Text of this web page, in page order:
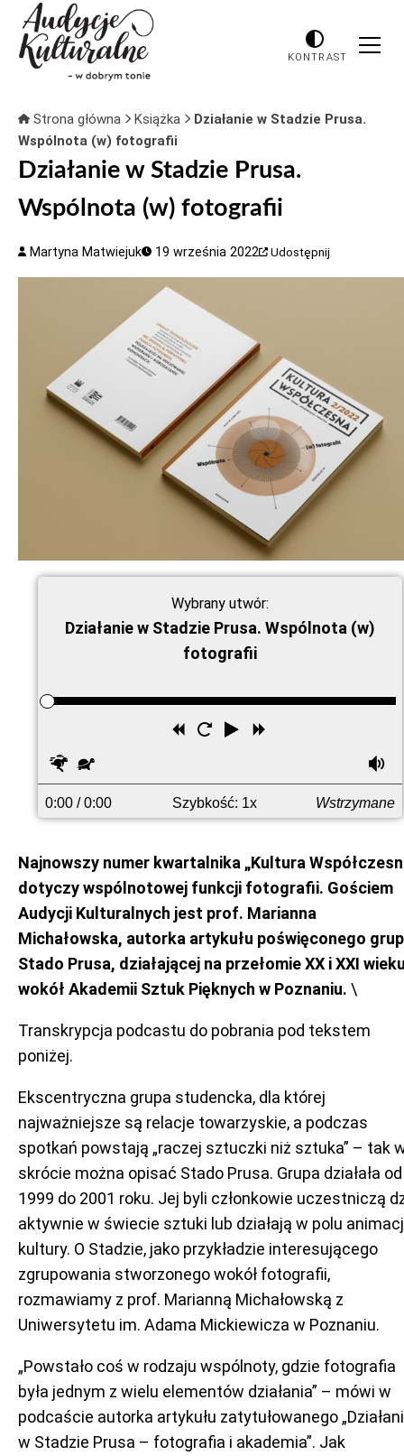
KONTRAST
Strona główna Książka
Działanie w Stadzie Prusa.
Wspólnota (w) fotografii
Działanie w Stadzie Prusa.
Wspólnota (w) fotografii
Martyna Matwiejuk 19 września 2022 Udostępnij
Wybrany utwór:
Działanie w Stadzie Prusa. Wspólnota (w)
fotografii
Odtwórz
Uruchom
Przewiń
przodu
Szybciej
0:00 / 0:00 Szybkość: 1x Wstrzymane
Najnowszy numer kwartalnika „Kultura
dotyczy wspólnotowej funkcji fotografii. Gościem
Audycji Kulturalnych jest prof. Marianna
Michałowska, autorka artykułu poświęconego
Stado Prusa, działającej na przełomie XX i XXI
wokół Akademii Sztuk Pięknych w Poznaniu. \
Transkrypcja podcastu do pobrania pod tekstem
poniżej.
Ekscentryczna grupa studencka, dla której
najważniejsze są relacje towarzyskie, a podczas
spotkań powstają „raczej sztuczki niż sztuka” – tak
skrócie można opisać Stado Prusa. Grupa działała od
1999 do 2001 roku. Jej byli członkowie uczestniczą
aktywnie w świecie sztuki lub działają w polu
kultury. O Stadzie, jako przykładzie interesującego
zgrupowania stworzonego wokół fotografii,
rozmawiamy z prof. Marianną Michałowską z
Uniwersytetu im. Adama Mickiewicza w Poznaniu.
„Powstało coś w rodzaju wspólnoty, gdzie fotografia
była jednym z wielu elementów działania” – mówi w
podcaście autorka artykułu zatytułowanego
w Stadzie Prusa – fotografia i akademia”. Jak